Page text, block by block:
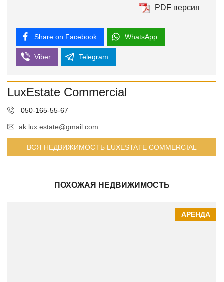
PDF версия
Share on Facebook WhatsApp
Viber Telegram
LuxEstate Commercial
050-165-55-67
ak.lux.estate@gmail.com
ВСЯ НЕДВИЖИМОСТЬ LUXESTATE COMMERCIAL
ПОХОЖАЯ НЕДВИЖИМОСТЬ
АРЕНДА